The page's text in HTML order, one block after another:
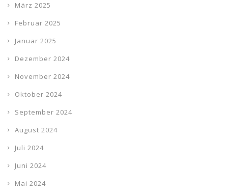
März 2025
Februar 2025
Januar 2025
Dezember 2024
November 2024
Oktober 2024
September 2024
August 2024
Juli 2024
Juni 2024
Mai 2024